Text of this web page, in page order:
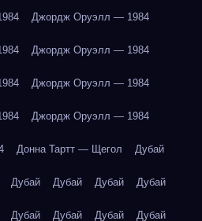
Джордж Оруэлл — 1984
Джордж Оруэлл — 1984
Джордж Оруэлл — 1984
Джордж Оруэлл — 1984
Донна Тартт — Щегол Дубай
Дубай Дубай Дубай Дубай
Дубай Дубай Дубай Дубай